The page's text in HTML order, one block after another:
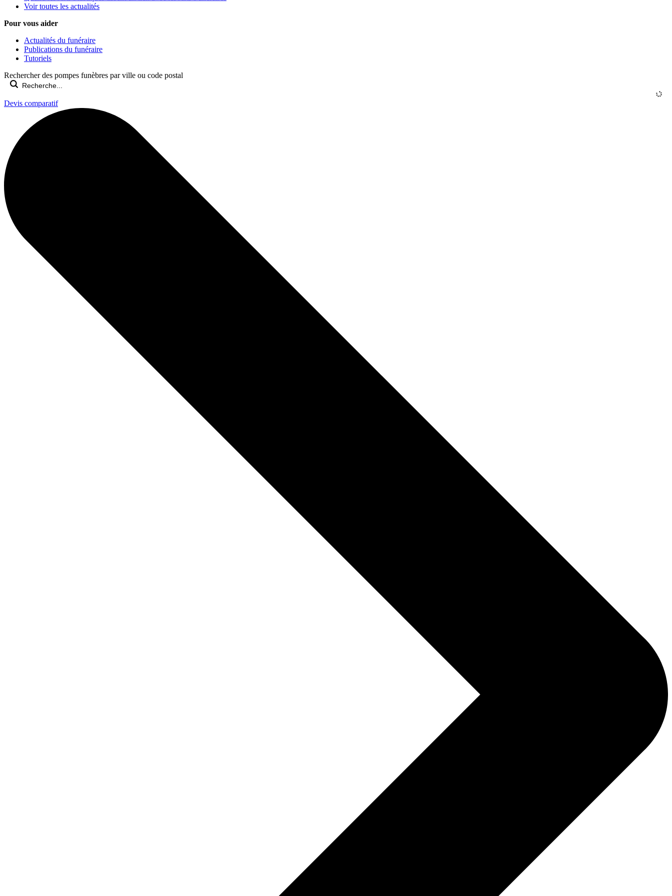
Voir toutes les actualités
Pour vous aider
Actualités du funéraire
Publications du funéraire
Tutoriels
Rechercher des pompes funèbres par ville ou code postal
Devis comparatif